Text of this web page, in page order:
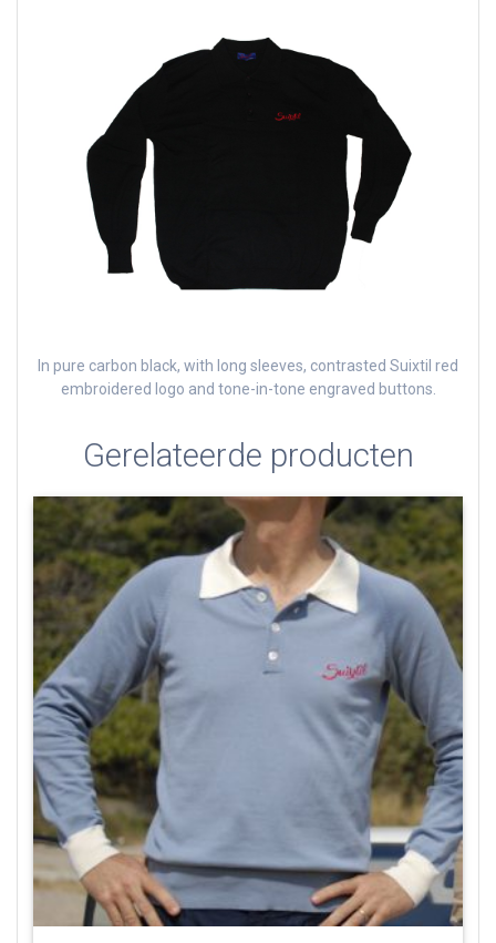
In pure carbon black, with long sleeves, contrasted Suixtil red
embroidered logo and tone-in-tone engraved buttons.
Gerelateerde producten